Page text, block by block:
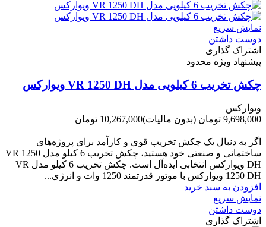
نمایش سریع
دوست داشتن
اشتراک گذاری
پیشنهاد ویژه محدود
چکش تخریب 6 کیلویی مدل VR 1250 DH ویوارکس
ویوارکس
9,698,000 تومان
(بدون مالیات)10,267,000 تومان
اگر به دنبال یک چکش تخریب قوی و کارآمد برای پروژه‌های
ساختمانی و صنعتی خود هستید، چکش تخریب 6 کیلو مدل VR 1250
DH ویوارکس انتخابی ایده‌آل است. چکش تخریب 6 کیلو مدل VR
1250 DH ویوارکس با موتور قدرتمند 1250 وات و انرژی...
افزودن به سبد خرید
نمایش سریع
دوست داشتن
اشتراک گذاری